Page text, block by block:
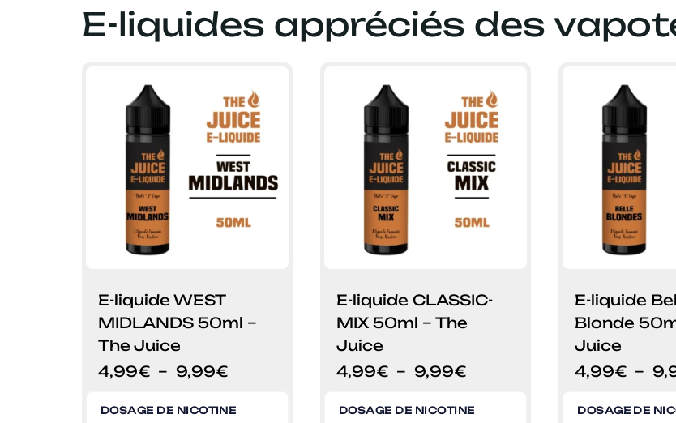
E-liquides appréciés des
E-liquide WEST
MIDLANDS 50ml –
The Juice
4,99€ – 9,99€Plage
prix :
DOSAGE DE NICOTINE
E-liquide CLASSIC-
MIX 50ml – The
Juice
4,99€ – 9,99€Plage
prix :
DOSAGE DE NICOTINE
E-liquide
Blonde
Juice
4,99€ –
DOSAGE DE